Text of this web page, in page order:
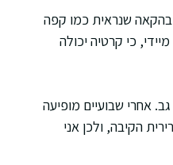
שנראית כמו קפה
כי קרטיה יכולה
לכאבי גב. אחרי שבועיים מופיעה
הקיבה, ולכן אני